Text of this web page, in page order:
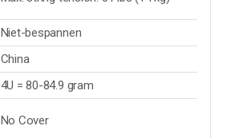
Niet-bespannen
China
4U = 80-84.9 gram
No Cover